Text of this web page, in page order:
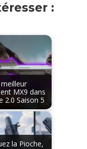
:
MX9 dans
2.0 Saison 5
la Pioche,